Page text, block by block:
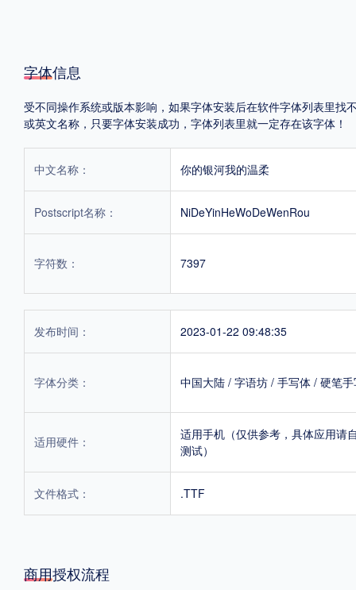
中国大陆
POP字体下载 字库打包下载 海报素材下载
字体新闻 字体文章 字体程序 字体人物 字体网站
字体信息
受不同操作系统或版本影响，如果字体安装后在软件字体列表里
或英文名称，只要字体安装成功，字体列表里就一定存在该字体！
中文名称： 你的银河我的温柔
Postscript名称： NiDeYinHeWoDeWenRou
字符数： 7397
发布时间： 2023-01-22 09:48:35
字体分类： 中国大陆 / 字语坊 / 手写体 / 硬笔
适用硬件：
适用手机（仅供参考，具体应用请
测试）
文件格式： .TTF
商用授权流程